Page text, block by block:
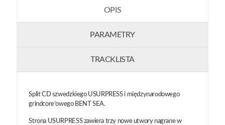
OPIS
PARAMETRY
TRACKLISTA
Split CD szwedzkiego USURPRESS i międzynarodowego
grindcore’owego BENT SEA.
Strona USURPRESS zawiera trzy nowe utwory nagrane w